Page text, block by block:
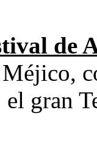
de
el gran